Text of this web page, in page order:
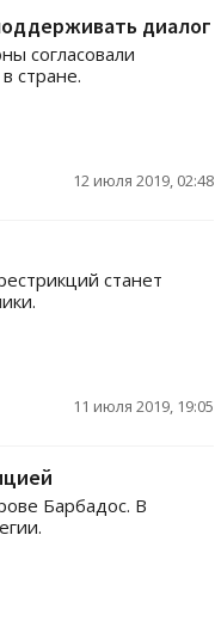
диалог
согласовали
стране.
12 июля 2019, 02:48
станет
11 июля 2019, 19:05
Барбадос. В